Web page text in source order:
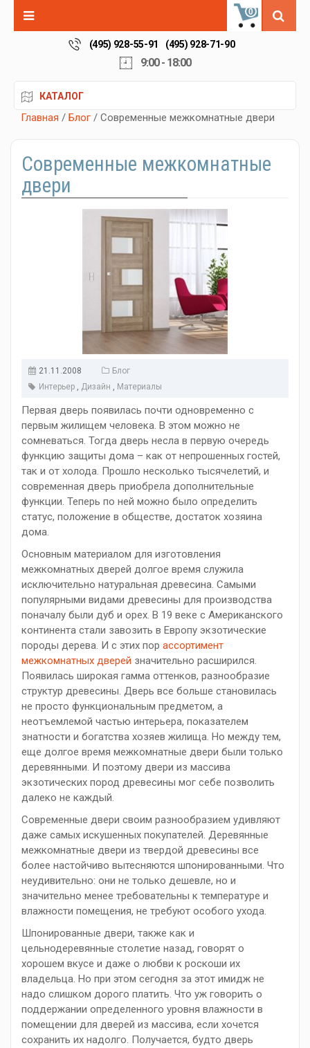
0
(495) 928-55-91 (495) 928-71-90
9:00 - 18:00
КАТАЛОГ
Главная / Блог / Современные межкомнатные двери
Современные межкомнатные
двери
21.11.2008
Блог
Интерьер , Дизайн , Материалы
Первая дверь появилась почти одновременно с
первым жилищем человека. В этом можно не
сомневаться. Тогда дверь несла в первую очередь
функцию защиты дома – как от непрошенных гостей,
так и от холода. Прошло несколько тысячелетий, и
современная дверь приобрела дополнительные
функции. Теперь по ней можно было определить
статус, положение в обществе, достаток хозяина
дома.
Основным материалом для изготовления
межкомнатных дверей долгое время служила
исключительно натуральная древесина. Самыми
популярными видами древесины для производства
поначалу были дуб и орех. В 19 веке с Американского
континента стали завозить в Европу экзотические
породы дерева. И с этих пор ассортимент
межкомнатных дверей значительно расширился.
Появилась широкая гамма оттенков, разнообразие
структур древесины. Дверь все больше становилась
не просто функциональным предметом, а
неотъемлемой частью интерьера, показателем
знатности и богатства хозяев жилища. Но между тем,
еще долгое время межкомнатные двери были только
деревянными. И поэтому двери из массива
экзотических пород древесины мог себе позволить
далеко не каждый.
Современные двери своим разнообразием удивляют
даже самых искушенных покупателей. Деревянные
межкомнатные двери из твердой древесины все
более настойчиво вытесняются шпонированными. Что
неудивительно: они не только дешевле, но и
значительно менее требовательны к температуре и
влажности помещения, не требуют особого ухода.
Шпонированные двери, также как и
цельнодеревянные столетие назад, говорят о
хорошем вкусе и даже о любви к роскоши их
владельца. Но при этом сегодня за этот имидж не
надо слишком дорого платить. Что уж говорить о
поддержании определенного уровня влажности в
помещении для дверей из массива, если хочется
сохранить их надолго. Получается, будто дверь